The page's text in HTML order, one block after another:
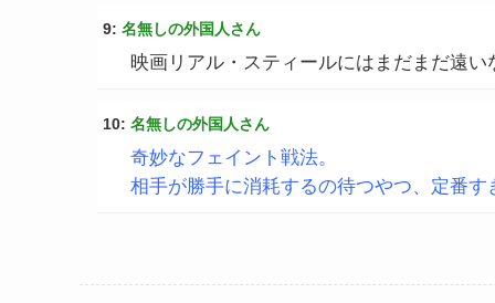
9: 名無しの外国人さん
映画リアル・スティールにはまだまだ遠
10: 名無しの外国人さん
奇妙なフェイント戦法。
相手が勝手に消耗するの待つやつ、定番す